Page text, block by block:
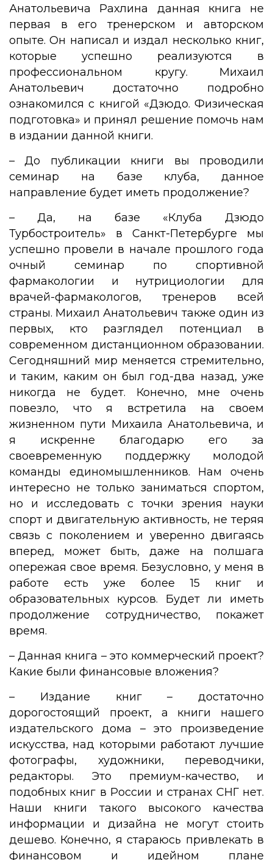
Анатольевича Рахлина данная книга не
первая в его тренерском и авторском
опыте. Он написал и издал несколько книг,
которые успешно реализуются в
профессиональном кругу. Михаил
Анатольевич достаточно подробно
ознакомился с книгой «Дзюдо. Физическая
подготовка» и принял решение помочь нам
в издании данной книги.
– До публикации книги вы проводили
семинар на базе клуба, данное
направление будет иметь продолжение?
– Да, на базе «Клуба Дзюдо
Турбостроитель» в Санкт-Петербурге мы
успешно провели в начале прошлого года
очный семинар по спортивной
фармакологии и нутрициологии для
врачей-фармакологов, тренеров всей
страны. Михаил Анатольевич также один из
первых, кто разглядел потенциал в
современном дистанционном образовании.
Сегодняшний мир меняется стремительно,
и таким, каким он был год-два назад, уже
никогда не будет. Конечно, мне очень
повезло, что я встретила на своем
жизненном пути Михаила Анатольевича, и
я искренне благодарю его за
своевременную поддержку молодой
команды единомышленников. Нам очень
интересно не только заниматься спортом,
но и исследовать с точки зрения науки
спорт и двигательную активность, не теряя
связь с поколением и уверенно двигаясь
вперед, может быть, даже на полшага
опережая свое время. Безусловно, у меня в
работе есть уже более 15 книг и
образовательных курсов. Будет ли иметь
продолжение сотрудничество, покажет
время.
– Данная книга – это коммерческий проект?
Какие были финансовые вложения?
– Издание книг – достаточно
дорогостоящий проект, а книги нашего
издательского дома – это произведение
искусства, над которыми работают лучшие
фотографы, художники, переводчики,
редакторы. Это премиум-качество, и
подобных книг в России и странах СНГ нет.
Наши книги такого высокого качества
информации и дизайна не могут стоить
дешево. Конечно, я стараюсь привлекать в
финансовом и идейном плане